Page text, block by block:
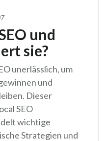
und
sie?
unerlässlich, um
und
Dieser
SEO
wichtige
Strategien und